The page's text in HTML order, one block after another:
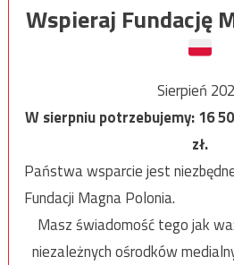
Wspieraj Fundację
Sierpień
W sierpniu potrzebujemy:16
zł.
Państwa wsparcie jest
Fundacji Magna Polonia.
Masz świadomość tego jak
niezależnych ośrodków